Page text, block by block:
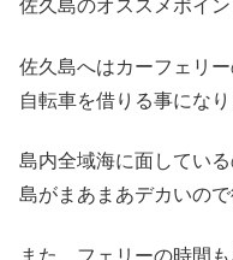
佐久島のオススメポイン
佐久島へはカーフェリ
自転車を借りる事になり
島内全域海に面してい
島がまあまあデカいの
また、フェリーの時間